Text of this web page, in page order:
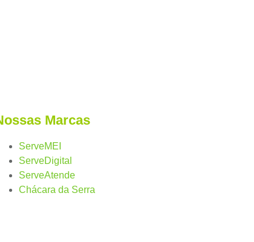
Marcas
ServeMEI
ServeDigital
ServeAtende
Chácara da Serra